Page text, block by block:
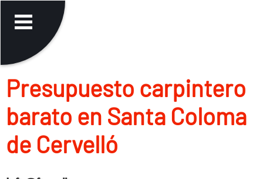
Presupuesto carpintero
barato en Santa Coloma
de Cervelló